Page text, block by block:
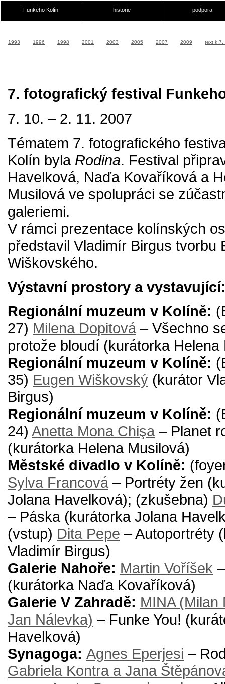
Funkeho Kolín historie podpora
1993 1996 1998 2001 2003 2005 2007 2009 text k 7.
7. fotografický festival
7. 10. – 2. 11. 2007
Tématem 7. fotografického
Kolín byla Rodina. Festival
Havelková, Naďa Kovaříková a
Musilová ve spolupráci se
galeriemi.
V rámci prezentace kolínských
představil Vladimír Birgus tvorbu
Wiškovského.
Výstavní prostory a
Regionální muzeum v Kolíně:
27) Milena Dopitová – Všechno
protože bloudí (kurátorka Helena
Regionální muzeum v Kolíně:
35) Eugen Wiškovský (kurátor
Birgus)
Regionální muzeum v Kolíně:
24) Anetta Mona Chişa – Planet
(kurátorka Helena Musilová)
Městské divadlo v Kolíně:
Sylva Francová – Portréty žen
Jolana Havelková); (zkušebna)
– Páska (kurátorka Jolana
(vstup) Dita Pepe – Autoportréty
Vladimír Birgus)
Galerie Nahoře: Martin Voříšek
(kurátorka Naďa Kovaříková)
Galerie V Zahradě: MINA (Milan
Jan Nálevka) – Funke You!
Havelková)
Synagoga: Agnes Eperjesi –
Gabriela Kontra a Jana